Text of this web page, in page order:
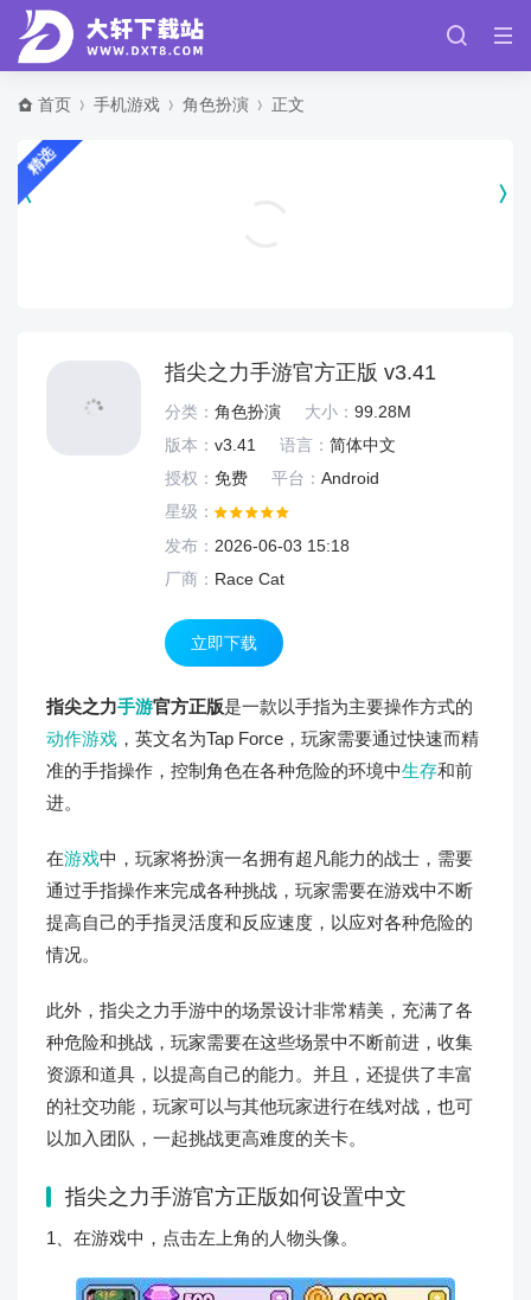
首页 手机游戏 角色扮演 正文
精选
指尖之力手游官方正版 v3.41
分类： 角色扮演 大小： 99.28M
版本： v3.41 语言： 简体中文
授权： 免费 平台： Android
星级：
发布： 2026-06-03 15:18
厂商： Race Cat
立即下载
指尖之力手游官方正版是一款以手指为主要操作方式的
动作游戏 ，英文名为Tap Force，玩家需要通过快速而精
准的手指操作，控制角色在各种危险的环境中生存和前
进。
在游戏中，玩家将扮演一名拥有超凡能力的战士，需要
通过手指操作来完成各种挑战，玩家需要在游戏中不断
提高自己的手指灵活度和反应速度，以应对各种危险的
情况。
此外，指尖之力手游中的场景设计非常精美，充满了各
种危险和挑战，玩家需要在这些场景中不断前进，收集
资源和道具，以提高自己的能力。并且，还提供了丰富
的社交功能，玩家可以与其他玩家进行在线对战，也可
以加入团队，一起挑战更高难度的关卡。
指尖之力手游官方正版如何设置中文
1、在游戏中，点击左上角的人物头像。